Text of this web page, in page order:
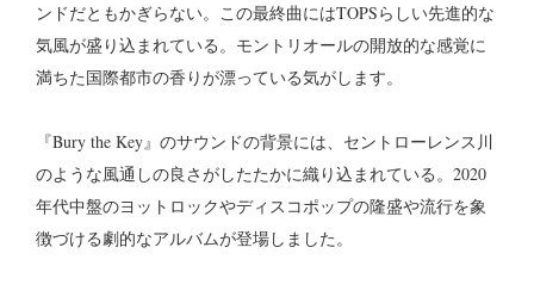
ンドだともかぎらない。この最終曲にはTOPSらしい先進的な
気風が盛り込まれている。モントリオールの開放的な感覚に
満ちた国際都市の香りが漂っている気がします。
『Bury the Key』のサウンドの背景には、セントローレンス川
のような風通しの良さがしたたかに織り込まれている。2020
年代中盤のヨットロックやディスコポップの隆盛や流行を象
徴づける劇的なアルバムが登場しました。